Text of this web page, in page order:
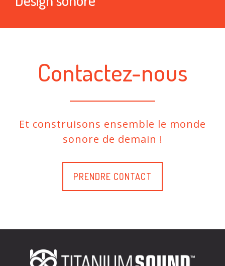
Contactez-nous
Et construisons ensemble le monde
sonore de demain !
PRENDRE CONTACT